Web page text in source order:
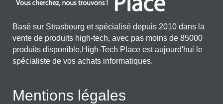
Basé sur Strasbourg et spécialisé depuis 2010 dans la
vente de produits high-tech, avec pas moins de 85000
produits disponible,High-Tech Place est aujourd'hui le
spécialiste de vos achats informatiques.
Mentions légales